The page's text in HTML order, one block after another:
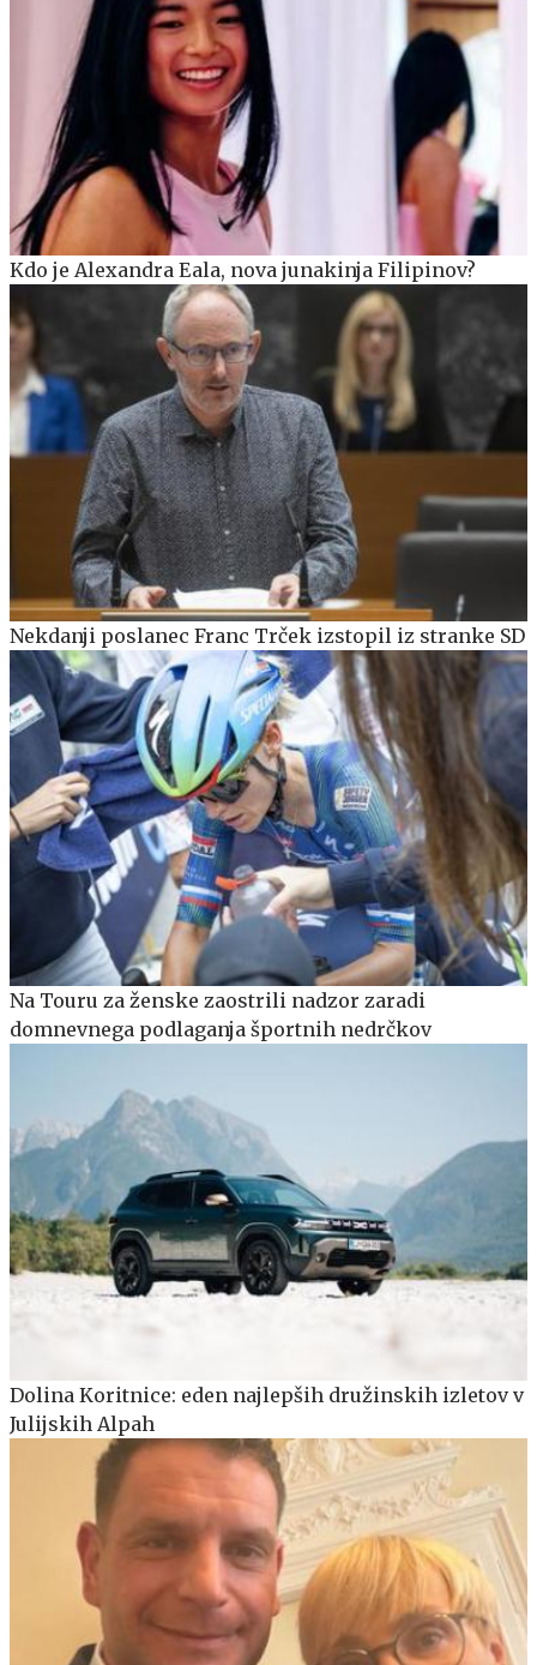
Kdo je Alexandra Eala, nova junakinja Filipinov?
Nekdanji poslanec Franc Trček izstopil iz stranke SD
Na Touru za ženske zaostrili nadzor zaradi
domnevnega podlaganja športnih nedrčkov
Dolina Koritnice: eden najlepših družinskih izletov v
Julijskih Alpah